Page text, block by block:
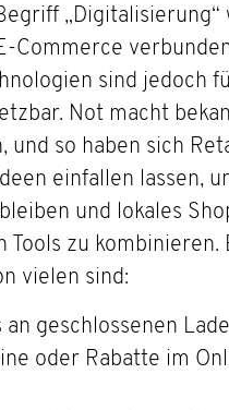
„Digitalisierung“
Commerce
sind jedoch
Not macht
und so haben sich
einfallen lassen,
und lokales
Tools zu kombinieren.
vielen sind:
an geschlossenen
oder Rabatte im